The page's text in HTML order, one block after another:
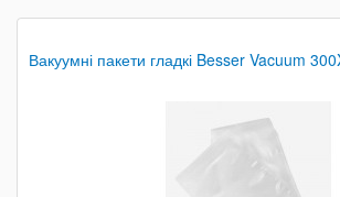
Вакуумні пакети гладкі Besser Vacuum